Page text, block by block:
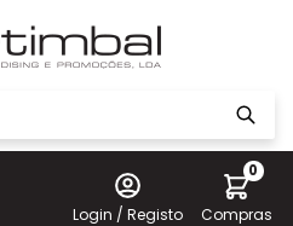
Login / Registo
0
Compras